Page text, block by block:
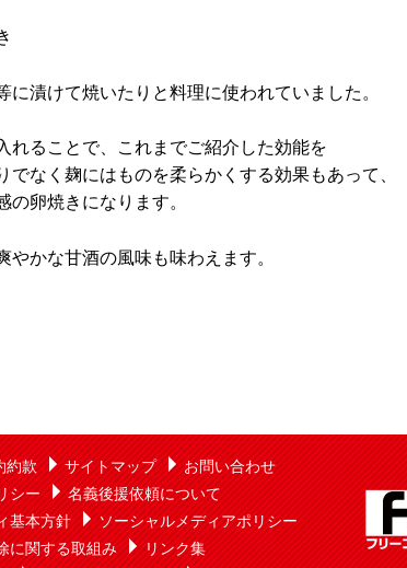
に漬けて焼いたりと料理に使われていました。
れることで、これまでご紹介した効能を
でなく麹にはものを柔らかくする効果もあって、
の卵焼きになります。
やかな甘酒の風味も味わえます。
約款 サイトマップ
お問い合わせ
シー
名義後援依頼について
基本方針
ソーシャルメディアポリシー
に関する取組み
リンク集